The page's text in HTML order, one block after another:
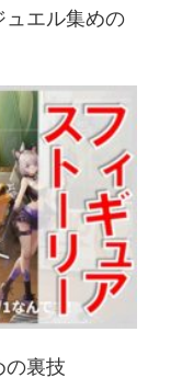
ュエル集めの
の裏技